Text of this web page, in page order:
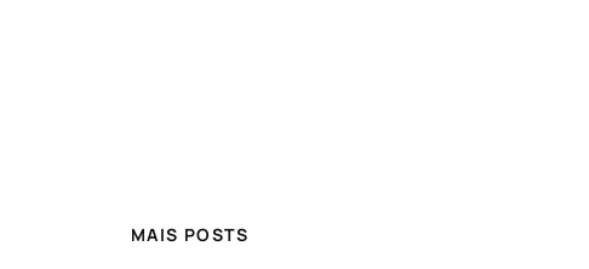
MAIS POSTS